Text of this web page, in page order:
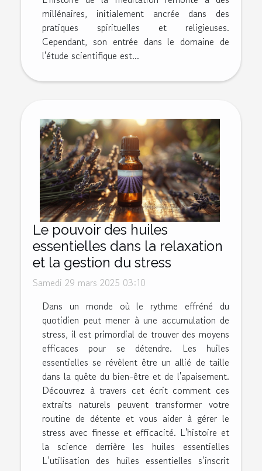
millénaires, initialement ancrée dans des
pratiques spirituelles et religieuses.
Cependant, son entrée dans le domaine de
l'étude scientifique est...
Le pouvoir des huiles
essentielles dans la relaxation
et la gestion du stress
Samedi 29 mars 2025 03:10
Dans un monde où le rythme effréné du
quotidien peut mener à une accumulation de
stress, il est primordial de trouver des moyens
efficaces pour se détendre. Les huiles
essentielles se révèlent être un allié de taille
dans la quête du bien-être et de l'apaisement.
Découvrez à travers cet écrit comment ces
extraits naturels peuvent transformer votre
routine de détente et vous aider à gérer le
stress avec finesse et efficacité. L'histoire et
la science derrière les huiles essentielles
L’utilisation des huiles essentielles s’inscrit